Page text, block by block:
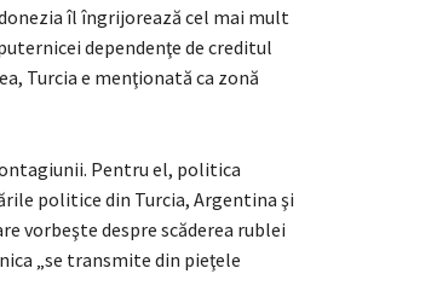
îl îngrijorează cel mai mult
dependenţe de creditul
Turcia e menţionată ca zonă
Pentru el, politica
politice din Turcia, Argentina şi
vorbeşte despre scăderea rublei
„se transmite din pieţele